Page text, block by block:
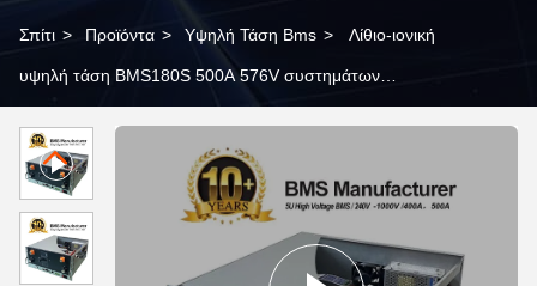
Σπίτι > Προϊόντα > Υψηλή Τάση Bms > Λίθιο-ιονική
υψηλή τάση BMS180S 500A 576V συστημάτων
μπαταριών LFP/NMC/LTO